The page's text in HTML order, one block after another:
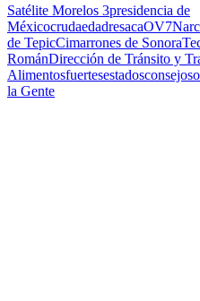
Satélite Morelos 3presidencia de
MéxicocrudaedadresacaOV7
de TepicCimarrones de Sonora
RománDirección de Tránsito y
Alimentosfuertesestadosconsejo
la Gente